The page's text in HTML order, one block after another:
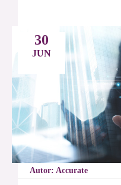
30
JUN
Autor: Accurate